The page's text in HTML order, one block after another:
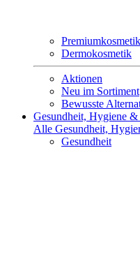
Premiumkosmetik
Dermokosmetik
Aktionen
Neu im Sortiment
Bewusste
Gesundheit, Hygiene
Alle Gesundheit,
Gesundheit